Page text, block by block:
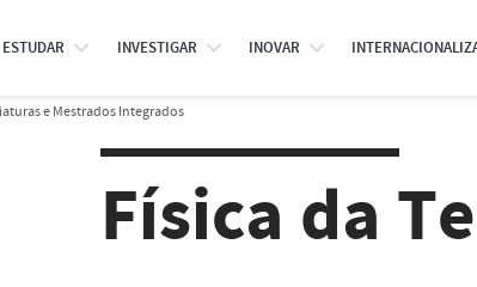
ESTUDAR INVESTIGAR INOVAR
e Mestrados Integrados
Física da